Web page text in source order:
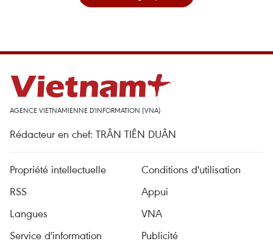
AGENCE VIETNAMIENNE D'INFORMATION (VNA)
Rédacteur en chef: TRÂN TIÊN DUÂN
Propriété intellectuelle
Conditions d'utilisation
RSS
Appui
Langues
VNA
Service d'information
Publicité